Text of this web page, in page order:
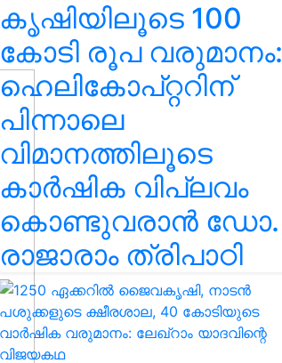
കൃഷിയിലൂടെ 100
കോടി രൂപ വരുമാനം:
ഹെലികോപ്റ്ററിന്
പിന്നാലെ
വിമാനത്തിലൂടെ
കാർഷിക വിപ്ലവം
കൊണ്ടുവരാൻ ഡോ.
രാജാരാം ത്രിപാഠി